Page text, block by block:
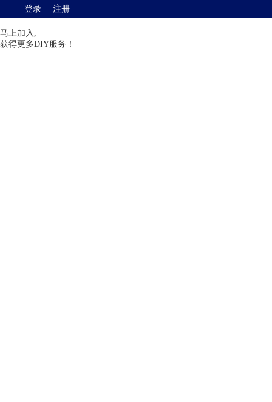
登录 注册
马上加入,
获得更多DIY服务！